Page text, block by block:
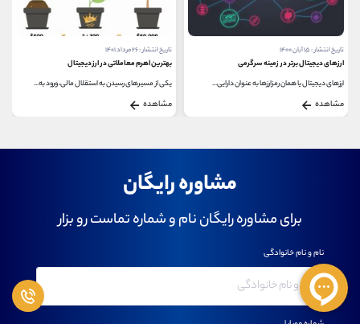
تاریخ انتشار : ۱۵ آبان ۱۴۰۰
ارزهای دیجیتال برتر در زمینه سرگرمی
ارزهای دیجیتال یا همان رمزارزها به عنوان دارایی...
مشاهده
تاریخ انتشار : ۲۶ مرداد ۱۴۰۱
بهترین اهرم معاملاتی در ارز دیجیتال
یکی از مسیرهای رسیدن به استقلال مالی، ورود به...
مشاهده
مشاوره رایگان
برای مشاوره رایگان نام و شماره تماست رو بزار
نام و نام خانوادگی